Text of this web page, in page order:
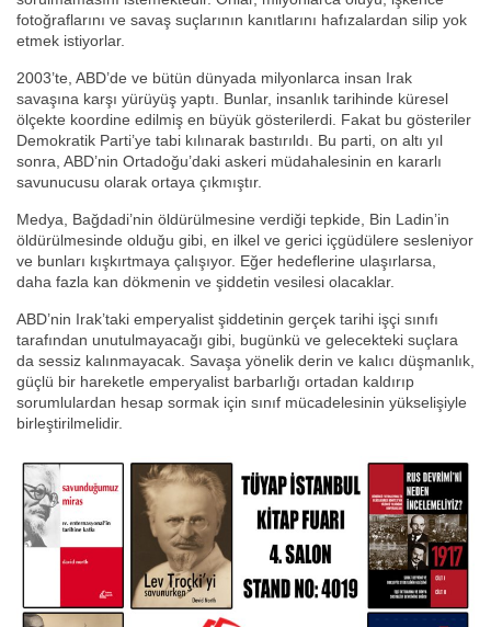
fotoğraflarını ve savaş suçlarının kanıtlarını hafızalardan silip yok
etmek istiyorlar.
2003’te, ABD’de ve bütün dünyada milyonlarca insan Irak
savaşına karşı yürüyüş yaptı. Bunlar, insanlık tarihinde küresel
ölçekte koordine edilmiş en büyük gösterilerdi. Fakat bu gösteriler
Demokratik Parti’ye tabi kılınarak bastırıldı. Bu parti, on altı yıl
sonra, ABD’nin Ortadoğu’daki askeri müdahalesinin en kararlı
savunucusu olarak ortaya çıkmıştır.
Medya, Bağdadi’nin öldürülmesine verdiği tepkide, Bin Ladin’in
öldürülmesinde olduğu gibi, en ilkel ve gerici içgüdülere sesleniyor
ve bunları kışkırtmaya çalışıyor. Eğer hedeflerine ulaşırlarsa,
daha fazla kan dökmenin ve şiddetin vesilesi olacaklar.
ABD’nin Irak’taki emperyalist şiddetinin gerçek tarihi işçi sınıfı
tarafından unutulmayacağı gibi, bugünkü ve gelecekteki suçlara
da sessiz kalınmayacak. Savaşa yönelik derin ve kalıcı düşmanlık,
güçlü bir hareketle emperyalist barbarlığı ortadan kaldırıp
sorumlulardan hesap sormak için sınıf mücadelesinin yükselişiyle
birleştirilmelidir.